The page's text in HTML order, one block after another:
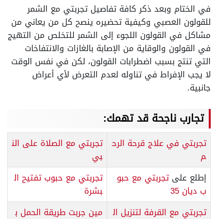
في الختام وبعد ذكر كافة تفاصيل تجربتي مع الشمر
للقولون العصبي وكيفية تحضيره ينصح كل من يعاني من
مشاكل في القولون اللجوء إلى الشمر للتخلص من التهيج
في القولون والوقاية من الإصابة بالغازات والانتفاخات
التي تنتج بسبب اضطرابات القولون، لكن في نفس الوقت
لا يجب الإفراط في تناوله لعدم التعرض لأي أعراض
جانبية.
تجارب ناجحة قد تهمك:
تجربتي في علاج قرحة الرح
م
تجربتي مع الصلاة على الن
بي
إطلع علىتجربتي مع حبو
ب ديان 35
تجربتي مع حبوب تفتيح ال
بشرة
تجربتي مع القرفة لتنزيل ال
مين جربت طريقة الحمل ب